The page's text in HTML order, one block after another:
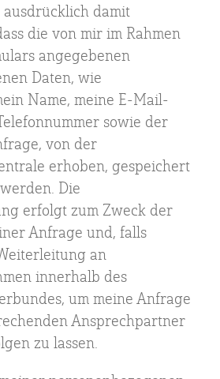
damit
die von mir im Rahmen
angegebenen
Daten, wie
Name, meine E-Mail-
sowie der
von der
erhoben, gespeichert
Die
erfolgt zum Zweck der
Anfrage und, falls
an
innerhalb des
um meine Anfrage
Ansprechpartner
zu lassen.